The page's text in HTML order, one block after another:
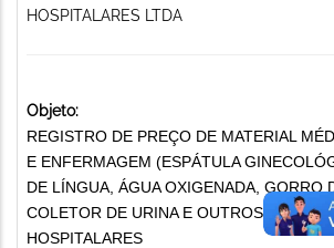
HOSPITALARES LTDA
Objeto:
REGISTRO DE PREÇO DE MATERIAL
E ENFERMAGEM (ESPÁTULA
DE LÍNGUA, ÁGUA OXIGENADA, GORRO
COLETOR DE URINA E OUTROS
HOSPITALARES